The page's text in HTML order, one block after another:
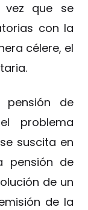
vez que se
con la
célere, el
de
problema
suscita en
pensión de
de un
de la